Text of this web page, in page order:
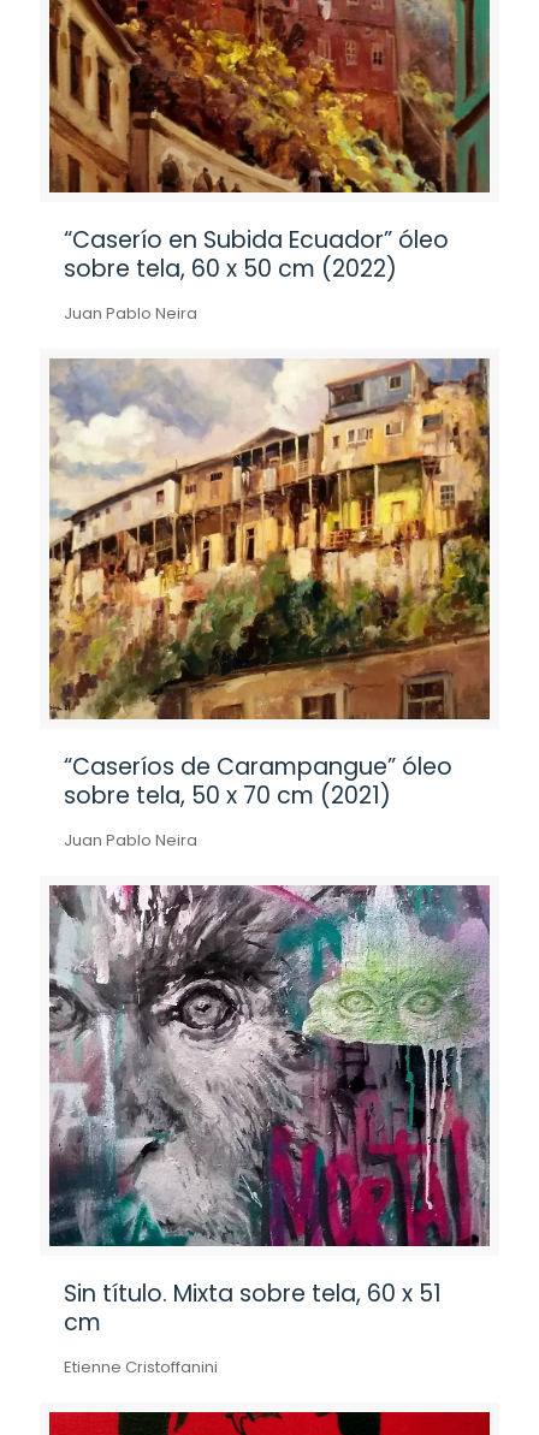
“Caserío en Subida Ecuador” óleo
sobre tela, 60 x 50 cm (2022)
Juan Pablo Neira
“Caseríos de Carampangue” óleo
sobre tela, 50 x 70 cm (2021)
Juan Pablo Neira
Sin título. Mixta sobre tela, 60 x 51
cm
Etienne Cristoffanini